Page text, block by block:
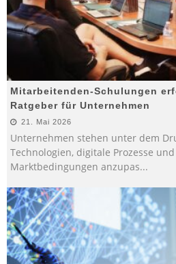
Mitarbeitenden-Schulungen
Ratgeber für Unternehmen
21. Mai 2026
Unternehmen stehen unter dem
Technologien, digitale Prozesse
Marktbedingungen anzupas...